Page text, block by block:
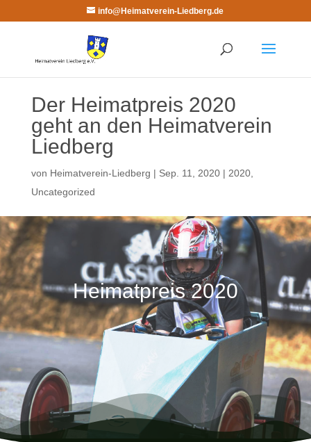
info@Heimatverein-Liedberg.de
Der Heimatpreis 2020
geht an den Heimatverein
Liedberg
von Heimatverein-Liedberg | Sep. 11, 2020| 2020,
Uncategorized
Heimatpreis 2020